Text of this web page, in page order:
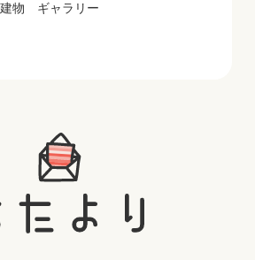
物 ギャラリー